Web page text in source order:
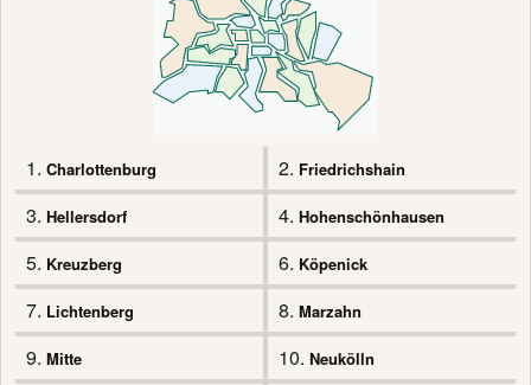
1. Charlottenburg 2. Friedrichshain
3. Hellersdorf 4. Hohenschönhausen
5. Kreuzberg 6. Köpenick
7. Lichtenberg 8. Marzahn
9. Mitte 10. Neukölln